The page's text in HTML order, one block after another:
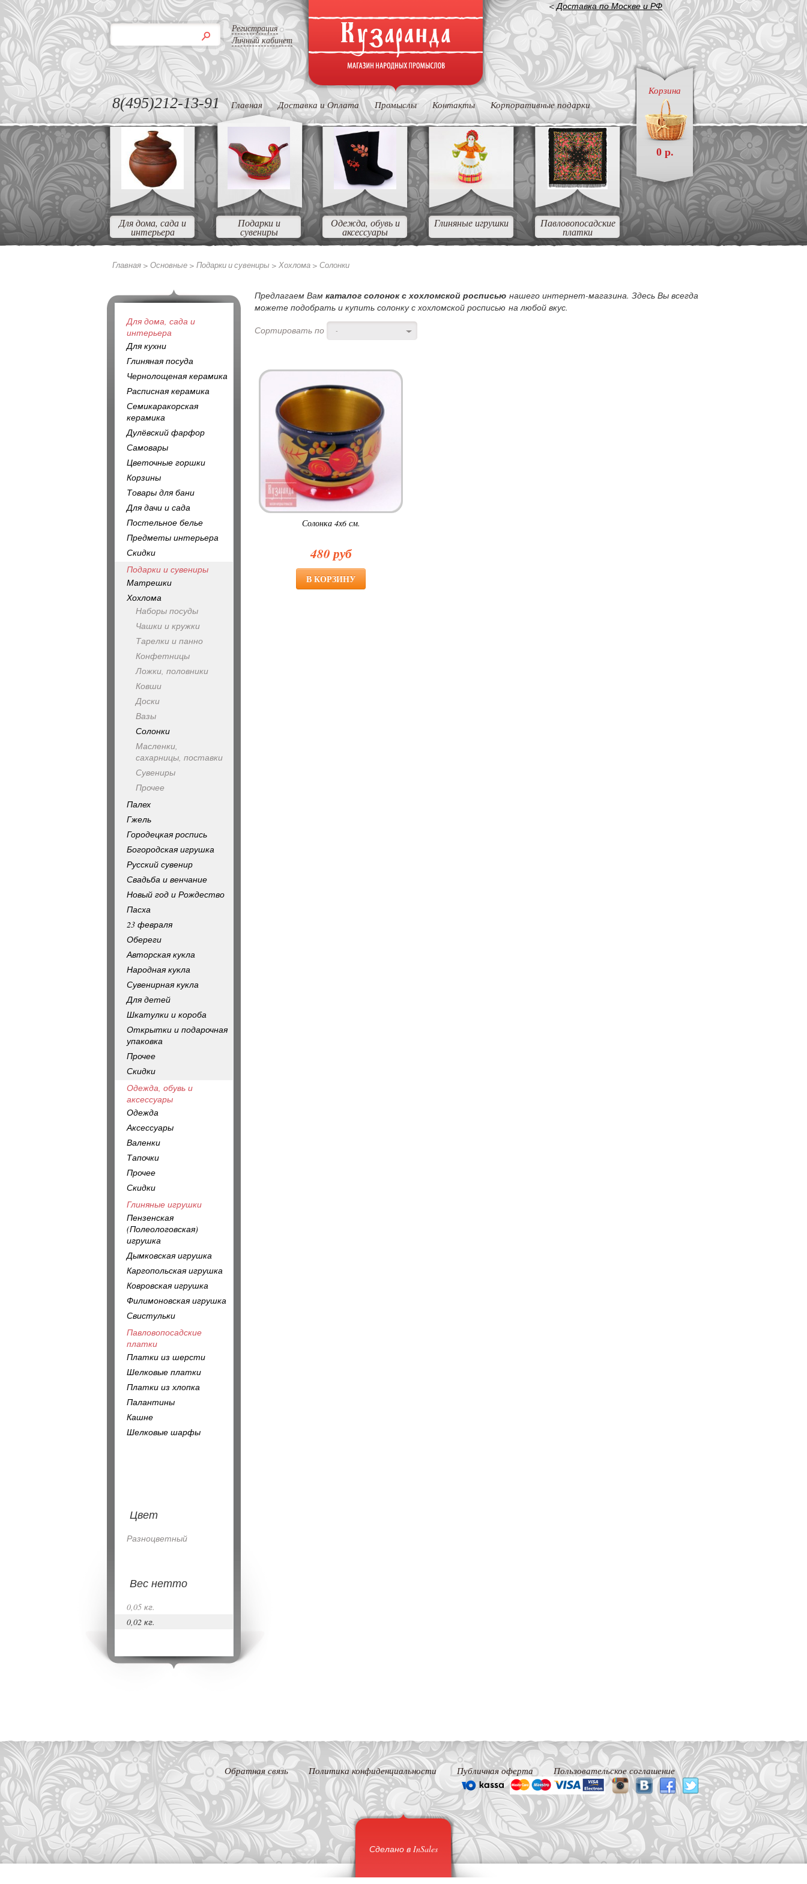
Регистрация
Личный кабинет
<Доставка по Москве и РФ
Корзина
0 р.
8(495)212-13-91 Главная Доставка и Оплата Промыслы Контакты Корпоративные подарки
Для дома, сада и
интерьера
Подарки и
сувениры
Одежда, обувь и
аксессуары
Глиняные игрушки Павловопосадские
платки
Главная > Основные > Подарки и сувениры > Хохлома > Солонки
Предлагаем Вам каталог солонок с хохломской росписью нашего интернет-магазина. Здесь Вы всегда
можете подобрать и купить солонку с хохломской росписью на любой вкус.
Сортировать по
-
Солонка 4х6 см.
480 руб
Для дома, сада и
интерьера
Для кухни
Глиняная посуда
Чернолощеная керамика
Расписная керамика
Семикаракорская
керамика
Дулёвский фарфор
Самовары
Цветочные горшки
Корзины
Товары для бани
Для дачи и сада
Постельное белье
Предметы интерьера
Скидки
Подарки и сувениры
Матрешки
Хохлома
Наборы посуды
Чашки и кружки
Тарелки и панно
Конфетницы
Ложки, половники
Ковши
Доски
Вазы
Солонки
Масленки,
сахарницы, поставки
Сувениры
Прочее
Палех
Гжель
Городецкая роспись
Богородская игрушка
Русский сувенир
Свадьба и венчание
Новый год и Рождество
Пасха
23 февраля
Обереги
Авторская кукла
Народная кукла
Сувенирная кукла
Для детей
Шкатулки и короба
Открытки и подарочная
упаковка
Прочее
Скидки
Одежда, обувь и
аксессуары
Одежда
Аксессуары
Валенки
Тапочки
Прочее
Скидки
Глиняные игрушки
Пензенская
(Полеологовская)
игрушка
Дымковская игрушка
Каргопольская игрушка
Ковровская игрушка
Филимоновская игрушка
Свистульки
Павловопосадские
платки
Платки из шерсти
Шелковые платки
Платки из хлопка
Палантины
Кашне
Шелковые шарфы
Цвет
Разноцветный
Вес нетто
0,05 кг.
0,02 кг.
Обратная связь Политика конфиденциальности Публичная оферта Пользовательское соглашение
Сделано в InSales